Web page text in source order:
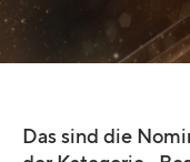
Das sind die